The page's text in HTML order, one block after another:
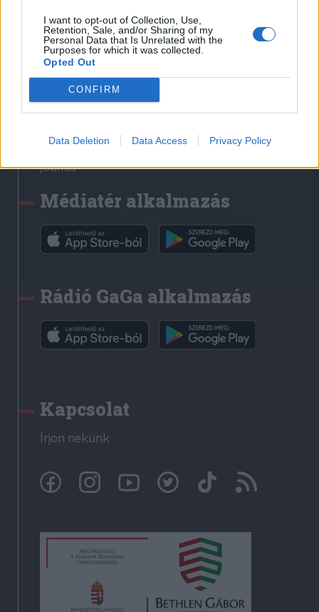
I want to opt-out of Collection, Use,
Retention, Sale, and/or Sharing of my
Personal Data that Is Unrelated with the
Purposes for which it was collected.
Opted Out
CONFIRM
Data Deletion Data Access Privacy Policy
Liget
Krónika
Bihari Napló
Erdélyi Napló
Főtér
Rádió GaGa
Jóállás
Médiatér alkalmazás
Rádió GaGa alkalmazás
Kapcsolat
Írjon nekünk